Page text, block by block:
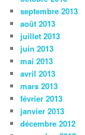
septembre 2013
août 2013
juillet 2013
juin 2013
mai 2013
avril 2013
mars 2013
février 2013
janvier 2013
décembre 2012